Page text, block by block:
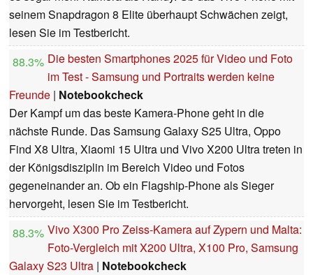
seinem Snapdragon 8 Elite überhaupt Schwächen zeigt,
lesen Sie im Testbericht.
88.3% Die besten Smartphones 2025 für Video und Foto
im Test - Samsung und Portraits werden keine
Freunde | Notebookcheck
Der Kampf um das beste Kamera-Phone geht in die
nächste Runde. Das Samsung Galaxy S25 Ultra, Oppo
Find X8 Ultra, Xiaomi 15 Ultra und Vivo X200 Ultra treten in
der Königsdisziplin im Bereich Video und Fotos
gegeneinander an. Ob ein Flagship-Phone als Sieger
hervorgeht, lesen Sie im Testbericht.
88.3% Vivo X300 Pro Zeiss-Kamera auf Zypern und Malta:
Foto-Vergleich mit X200 Ultra, X100 Pro, Samsung
Galaxy S23 Ultra | Notebookcheck